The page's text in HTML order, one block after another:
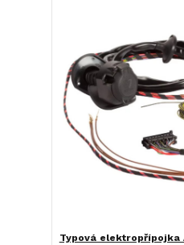
Typová elektropřípojka